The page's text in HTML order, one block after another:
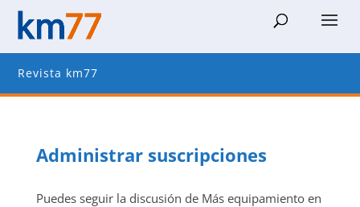
Revista km77
Administrar suscripciones
Puedes seguir la discusión de Más equipamiento en